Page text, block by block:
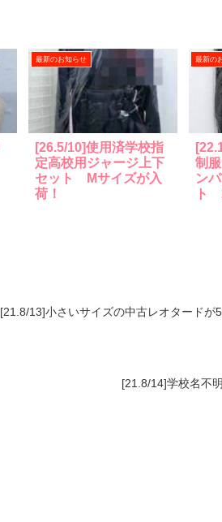
最新のお知らせ
[26.5/10]使用済学校指
定高校用ジャージ上下
セット Mサイズが入
荷！
最新の
制
ン
ト
[21.8/13]小さいサイズの中古レオタードが5
[21.8/14]学校名不